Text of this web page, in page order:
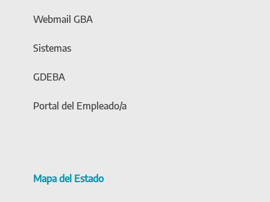
Webmail GBA
Sistemas
GDEBA
Portal del Empleado/a
Mapa del Estado